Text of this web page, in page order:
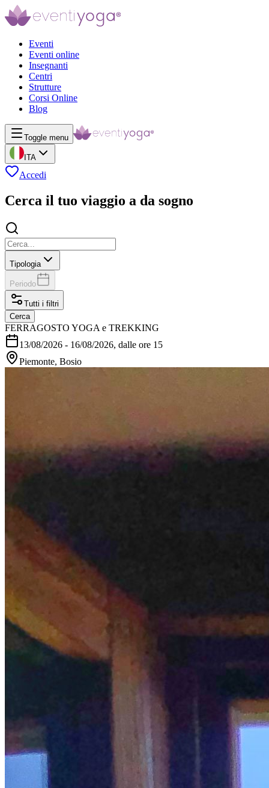
Eventi
Eventi online
Insegnanti
Centri
Strutture
Corsi Online
Blog
Toggle menu
ITA
Accedi
Cerca il tuo viaggio a da sogno
Tipologia
Periodo
Tutti i filtri
Cerca
FERRAGOSTO YOGA e TREKKING
13/08/2026 - 16/08/2026, dalle ore 15
Piemonte, Bosio